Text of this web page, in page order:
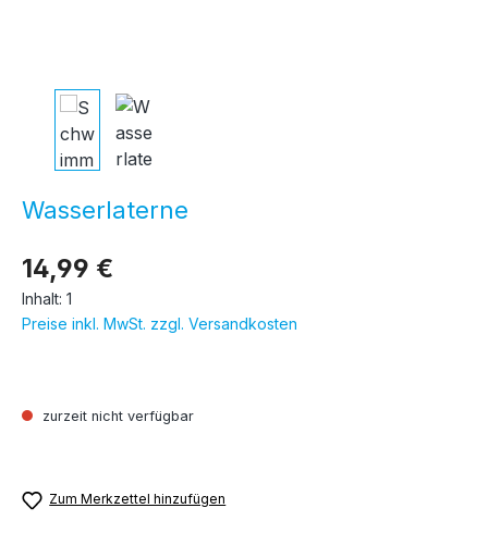
Wasserlaterne
14,99 €
Inhalt: 1
Preise inkl. MwSt. zzgl. Versandkosten
zurzeit nicht verfügbar
Zum Merkzettel hinzufügen